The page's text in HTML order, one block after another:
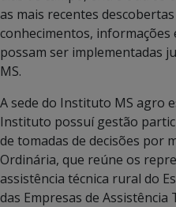
as mais recentes
conhecimentos, informações
possam ser implementadas
MS.
A sede do Instituto MS agro
Instituto possuí gestão
de tomadas de decisões por
Ordinária, que reúne os
assistência técnica rural do
das Empresas de Assistência